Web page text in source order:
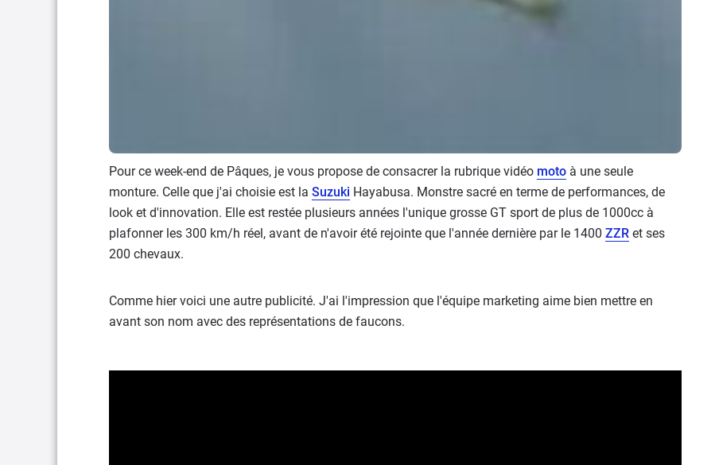
Pour ce week-end de Pâques, je vous propose de consacrer la rubrique vidéo moto à une seule
monture. Celle que j'ai choisie est la Suzuki Hayabusa. Monstre sacré en terme de performances, de
look et d'innovation. Elle est restée plusieurs années l'unique grosse GT sport de plus de 1000cc à
plafonner les 300 km/h réel, avant de n'avoir été rejointe que l'année dernière par le 1400 ZZR et ses
200 chevaux.
Comme hier voici une autre publicité. J'ai l'impression que l'équipe marketing aime bien mettre en
avant son nom avec des représentations de faucons.